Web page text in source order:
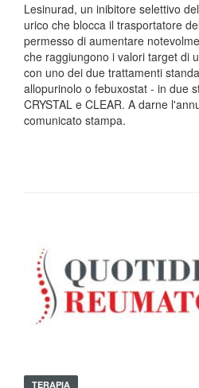
Lesinurad, un inibitore selettivo
urico che blocca il trasportatore
permesso di aumentare
che raggiungono i valori target di
con uno dei due trattamenti
allopurinolo o febuxostat - in due
CRYSTAL e CLEAR. A darne
comunicato stampa.
TERAPIA